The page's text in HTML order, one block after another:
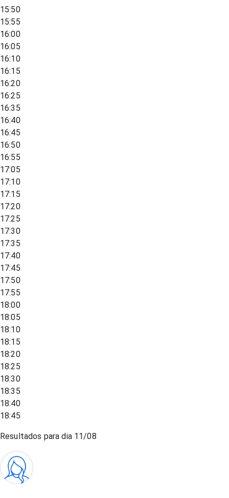
15:50
15:55
16:00
16:05
16:10
16:15
16:20
16:25
16:35
16:40
16:45
16:50
16:55
17:05
17:10
17:15
17:20
17:25
17:30
17:35
17:40
17:45
17:50
17:55
18:00
18:05
18:10
18:15
18:20
18:25
18:30
18:35
18:40
18:45
Resultados para dia 11/08